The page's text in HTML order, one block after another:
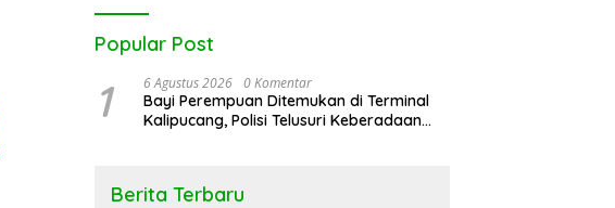
Popular Post
1 6 Agustus 2026 0 Komentar
Bayi Perempuan Ditemukan di Terminal
Kalipucang, Polisi Telusuri Keberadaan
Berita Terbaru